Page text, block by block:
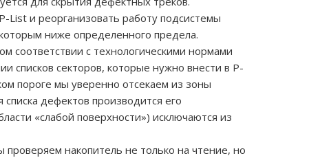
List и реорганизовать работу подсистемы
ниже определенного предела.
соответствии с технологическими нормами
списков секторов, которые нужно внести в P-
пороге мы уверенно отсекаем из зоны
дефектов производится его
«слабой поверхности») исключаются из
накопитель не только на чтение, но